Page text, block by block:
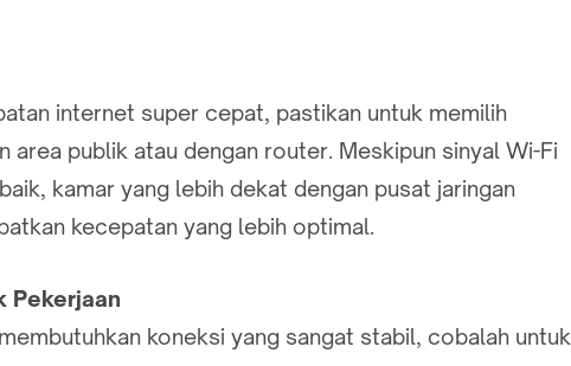
internet super cepat, pastikan untuk memilih
area publik atau dengan router. Meskipun sinyal Wi-Fi
kamar yang lebih dekat dengan pusat jaringan
kecepatan yang lebih optimal.
Pekerjaan
koneksi yang sangat stabil, cobalah untuk